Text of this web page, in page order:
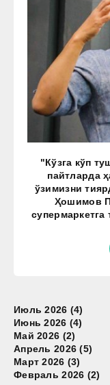
"Кўзга кўп
пайтларда
ўзимизни
Ҳошимов
Июль 2026 (4)
Июнь 2026 (4)
Май 2026 (2)
Апрель 2026 (5)
Март 2026 (3)
Февраль 2026 (2)